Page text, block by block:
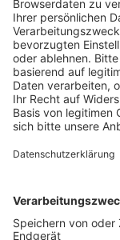
Fachräume
Veröffentlicht:
Anzeige
Der neue Trakt
und das meiste
ist die Mensa
zu 500 Schüler
Moment wird